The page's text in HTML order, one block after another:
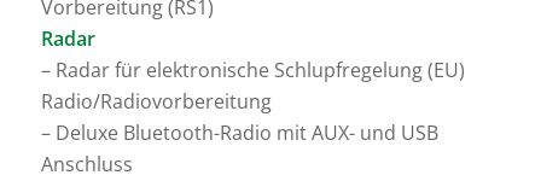
Vorbereitung (RS1)
Radar
– Radar für elektronische Schlupfregelung (EU)
Radio/Radiovorbereitung
– Deluxe Bluetooth-Radio mit AUX- und USB
Anschluss